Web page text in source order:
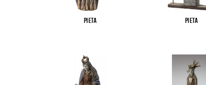
Pieta Pieta